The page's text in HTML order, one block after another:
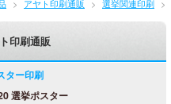
> アヤト印刷通販 > 選挙関連印刷 >
印刷通販
ター印刷
選挙ポスター